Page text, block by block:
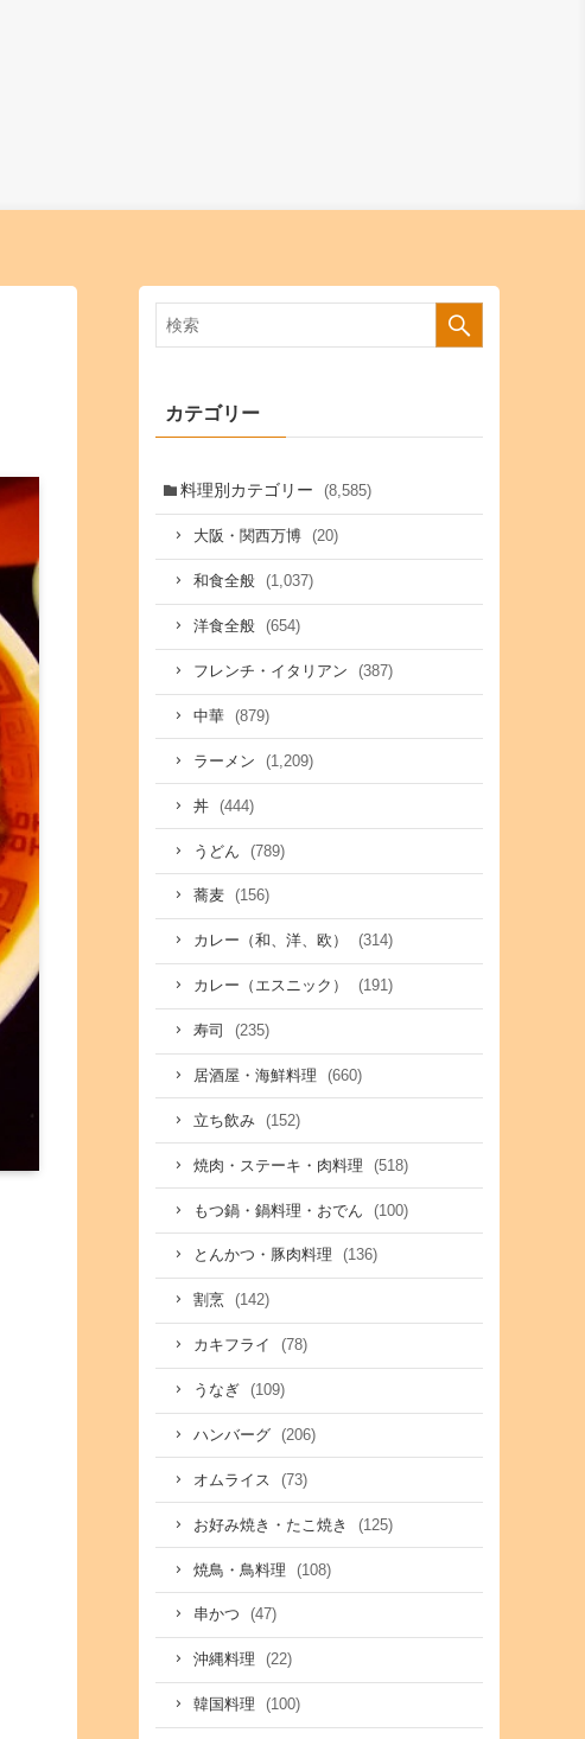
カテゴリー
料理別カテゴリー (8,585)
大阪・関西万博 (20)
和食全般 (1,037)
洋食全般 (654)
フレンチ・イタリアン (387)
中華 (879)
ラーメン (1,209)
丼 (444)
うどん (789)
蕎麦 (156)
カレー（和、洋、欧） (314)
カレー（エスニック） (191)
寿司 (235)
居酒屋・海鮮料理 (660)
立ち飲み (152)
焼肉・ステーキ・肉料理 (518)
もつ鍋・鍋料理・おでん (100)
とんかつ・豚肉料理 (136)
割烹 (142)
カキフライ (78)
うなぎ (109)
ハンバーグ (206)
オムライス (73)
お好み焼き・たこ焼き (125)
焼鳥・鳥料理 (108)
串かつ (47)
沖縄料理 (22)
韓国料理 (100)